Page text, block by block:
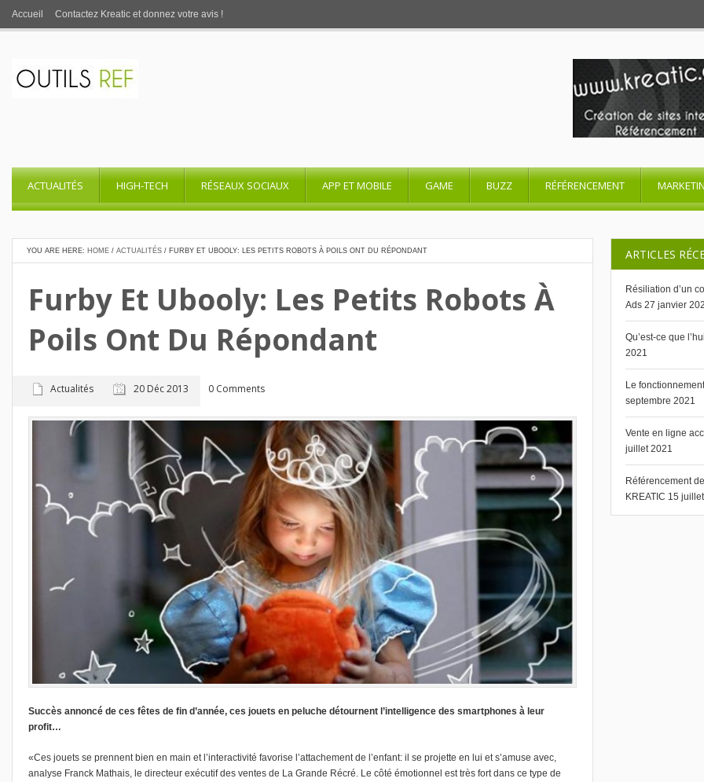
Accueil Contactez Kreatic et donnez votre avis !
ACTUALITÉS HIGH-TECH RÉSEAUX SOCIAUX APP ET MOBILE GAME BUZZ RÉFÉRENCEMENT
ARTICLES
Résiliation d’un
Ads 27 janvier
Qu’est-ce que
2021
Le
septembre 2021
Vente en ligne
juillet 2021
Référencement
KREATIC 15
YOU ARE HERE: HOME / ACTUALITÉS / FURBY ET UBOOLY: LES PETITS ROBOTS À POILS ONT DU RÉPONDANT
Furby Et Ubooly: Les Petits Robots À
Poils Ont Du Répondant
Actualités 20 Déc 2013 0 Comments
Succès annoncé de ces fêtes de fin d’année, ces jouets en peluche détournent l’intelligence des smartphones à leur
profit…
«Ces jouets se prennent bien en main et l’interactivité favorise l’attachement de l’enfant: il se projette en lui et s’amuse avec,
analyse Franck Mathais, le directeur exécutif des ventes de La Grande Récré. Le côté émotionnel est très fort dans ce type de